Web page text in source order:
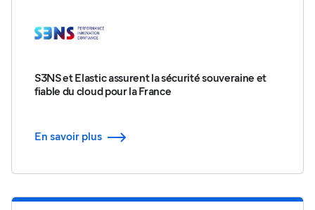
S3NS et Elastic assurent la sécurité souveraine et
fiable du cloud pour la France
En savoir plus